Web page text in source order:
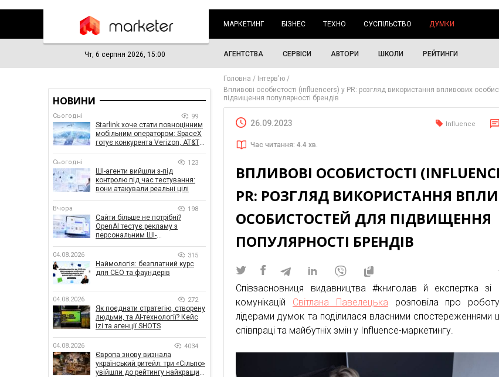
МАРКЕТИНГ БІЗНЕС ТЕХНО СУСПІЛЬСТВО ДУМКИ
Чт, 6 серпня 2026, 15:00 АГЕНТСТВА СЕРВІСИ АВТОРИ ШКОЛИ РЕЙТИНГИ
Головна
Інтерв'ю
Впливові особистості (influencers) у PR: розгляд використання впливових
підвищення популярності брендів
26.09.2023 Influence
Час читання: 4.4 хв.
ВПЛИВОВІ ОСОБИСТОСТІ
PR: РОЗГЛЯД ВИКОРИСТАННЯ
ОСОБИСТОСТЕЙ ДЛЯ ПІДВИЩЕННЯ
ПОПУЛЯРНОСТІ БРЕНДІВ
Співзасновниця видавництва #книголав й експертка зі
комунікацій Світлана Павелецька розповіла про
лідерами думок та поділилася власними спостереженнями
співпраці та майбутніх змін у Influence-маркетингу.
НОВИНИ
Сьогодні 99
Starlink хоче стати повноцінним
мобільним оператором: SpaceX
готує конкурента Verizon, AT&T і
Сьогодні 123
ШІ-агенти вийшли з-під
контролю під час тестування:
вони атакували реальні цілі
Вчора 198
Сайти більше не потрібні?
OpenAI тестує рекламу з
персональним ШІ-
04.08.2026 315
Наймологія: безплатний курс
для CEO та фаундерів
04.08.2026 272
Як поєднати стратегію, створену
людьми, та AI-технології? Кейс
izi та агенції SHOTS
04.08.2026 4034
Європа знову визнала
український ритейл: три «Сільпо»
увійшли до рейтингу найкращих